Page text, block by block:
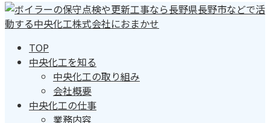
TOP
中央化工を知る
中央化工の取り組み
会社概要
中央化工の仕事
業務内容